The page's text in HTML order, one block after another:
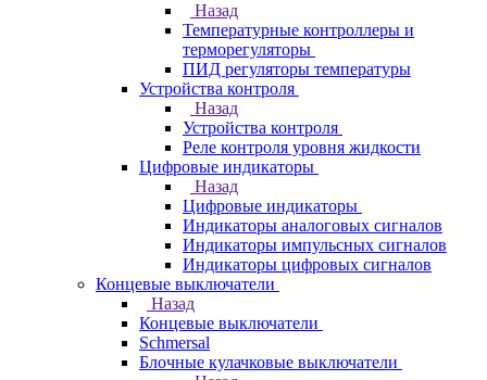
Назад
Температурные контроллеры и
терморегуляторы
ПИД регуляторы температуры
Устройства контроля
Назад
Устройства контроля
Реле контроля уровня жидкости
Цифровые индикаторы
Назад
Цифровые индикаторы
Индикаторы аналоговых сигналов
Индикаторы импульсных сигналов
Индикаторы цифровых сигналов
Концевые выключатели
Назад
Концевые выключатели
Schmersal
Блочные кулачковые выключатели